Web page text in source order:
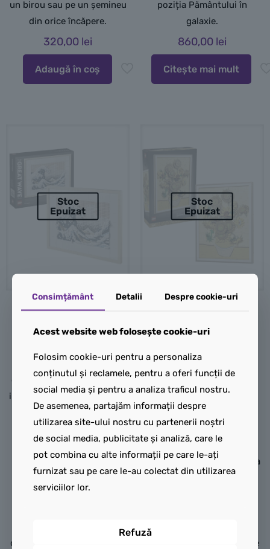
un birou sau pe un șemineu
din orice încăpere.
320,00 lei
Adaugă în coș
poziția Pământului în
galaxie.
860,00 lei
Citește mai mult
Stoc
Epuizat
LEGO Hokusai –
Iubitorii de artă și picturi
clasice vor adora acest set
incredibil LEGO® Art pentru
adulți. Poți crea o replică
LEGO a uneia
dintre lucrările de artă
emblematice ale lumii,
Hokusai – Marele val
(31208). În timpul acestui
complet, lăsându-te în voia
Stoc
Epuizat
Gogh – Floarea
Realizează o versiune 3D
construită din cărămizi a
unuia dintre cele mai
îndrăgite tablouri din lume
cu setul de construcție cu
lucrare murală LEGO® Art
Vincent van Gogh – Floarea
soarelui (31215). Creată în
găzduiește cea mai mare
colecție Van Gogh din lume
Consimțământ Detalii Despre cookie-uri
Acest website web folosește cookie-uri
Folosim cookie-uri pentru a personaliza
conținutul și reclamele, pentru a oferi funcții de
social media și pentru a analiza traficul nostru.
De asemenea, partajăm informații despre
utilizarea site-ului nostru cu partenerii noștri
de social media, publicitate și analiză, care le
pot combina cu alte informații pe care le-ați
furnizat sau pe care le-au colectat din utilizarea
serviciilor lor.
Refuză